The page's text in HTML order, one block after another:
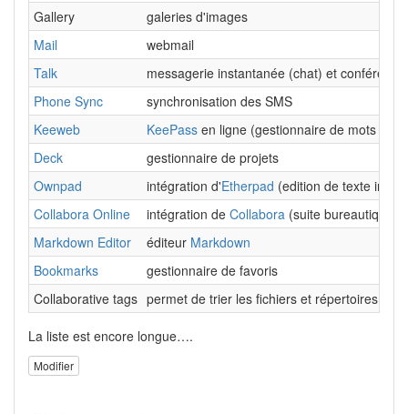
Gallery
galeries d'images
Mail
webmail
Talk
messagerie instantanée (chat) et
Phone Sync
synchronisation des SMS
Keeweb
KeePass en ligne (gestionnaire de mots de
Deck
gestionnaire de projets
Ownpad
intégration d'Etherpad (edition de texte
Collabora Online
intégration de Collabora (suite bureautique
Markdown Editor
éditeur Markdown
Bookmarks
gestionnaire de favoris
Collaborative tags permet de trier les fichiers et répertoires
La liste est encore longue….
Modifier